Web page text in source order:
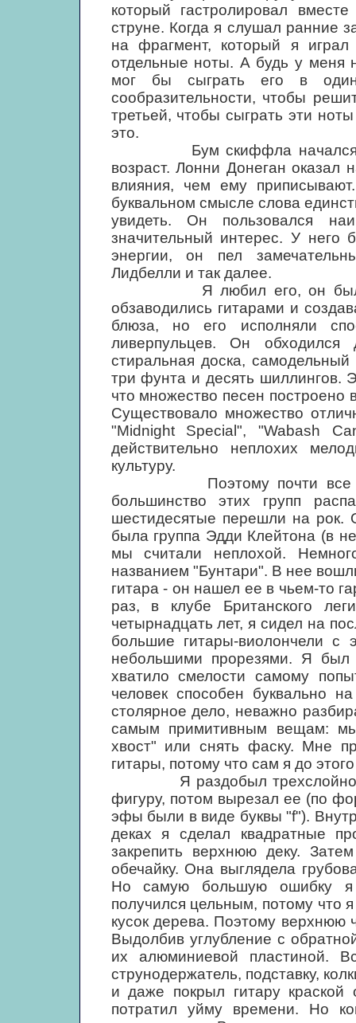
который гастролировал
струне. Когда я слушал ранние
на фрагмент, который я
отдельные ноты. А будь у меня
мог бы сыграть его в
сообразительности, чтобы
третьей, чтобы сыграть эти
это.
Бум скиффла начался,
возраст. Лонни Донеган оказал
влияния, чем ему
буквальном смысле слова
увидеть. Он пользовался
значительный интерес. У него
энергии, он пел
Лидбелли и так далее.
Я любил его, он был
обзаводились гитарами и
блюза, но его исполняли
ливерпульцев. Он обходился
стиральная доска,
три фунта и десять шиллингов.
что множество песен построено
Существовало множество
"Midnight Special", "Wabash
действительно неплохих
культуру.
Поэтому почти все мы
большинство этих групп
шестидесятые перешли на рок.
была группа Эдди Клейтона (в
мы считали неплохой.
названием "Бунтари". В нее
гитара - он нашел ее в чьем-то
раз, в клубе Британского
четырнадцать лет, я сидел на
большие гитары-виолончели
небольшими прорезями. Я
хватило смелости самому
человек способен буквально
столярное дело, неважно
самым примитивным вещам: мы
хвост" или снять фаску. Мне
гитары, потому что сам я до
Я раздобыл трехслойной
фигуру, потом вырезал ее (по
эфы были в виде буквы "f").
деках я сделал квадратные
закрепить верхнюю деку.
обечайку. Она выглядела
Но самую большую ошибку я
получился цельным, потому что
кусок дерева. Поэтому верхнюю
Выдолбив углубление с
их алюминиевой пластиной.
струнодержатель, подставку,
и даже покрыл гитару
потратил уйму времени. Но